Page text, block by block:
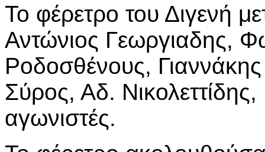
Το φέρετρο του Διγενή
Αντώνιος Γεωργιαδης,
Ροδοσθένους,
Σύρος, Αδ. Νικολεττίδης,
αγωνιστές.